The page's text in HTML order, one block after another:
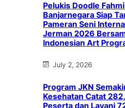
Pelukis Doodle
Banjarnegara Siap
Pameran Seni
Jerman 2026
Indonesian Art
July 2, 2026
Program JKN
Kesehatan Catat
Peserta dan Layani